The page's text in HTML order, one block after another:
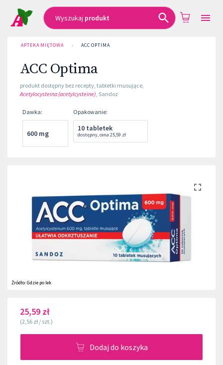
Wyszukaj produkt
APTEKA MIĘTOWA › ACC OPTIMA
ACC Optima
produkt dostępny bez recepty, tabletki musujące,
Acetylocysteina (acetylcysteine), Sandoz
Dawka:
600 mg
Opakowanie:
10 tabletek
dostępny,cena 25,59 zł
Źródło:Gdzie po lek
25,59 zł
(2,56 zł / szt.)
Dodaj do koszyka